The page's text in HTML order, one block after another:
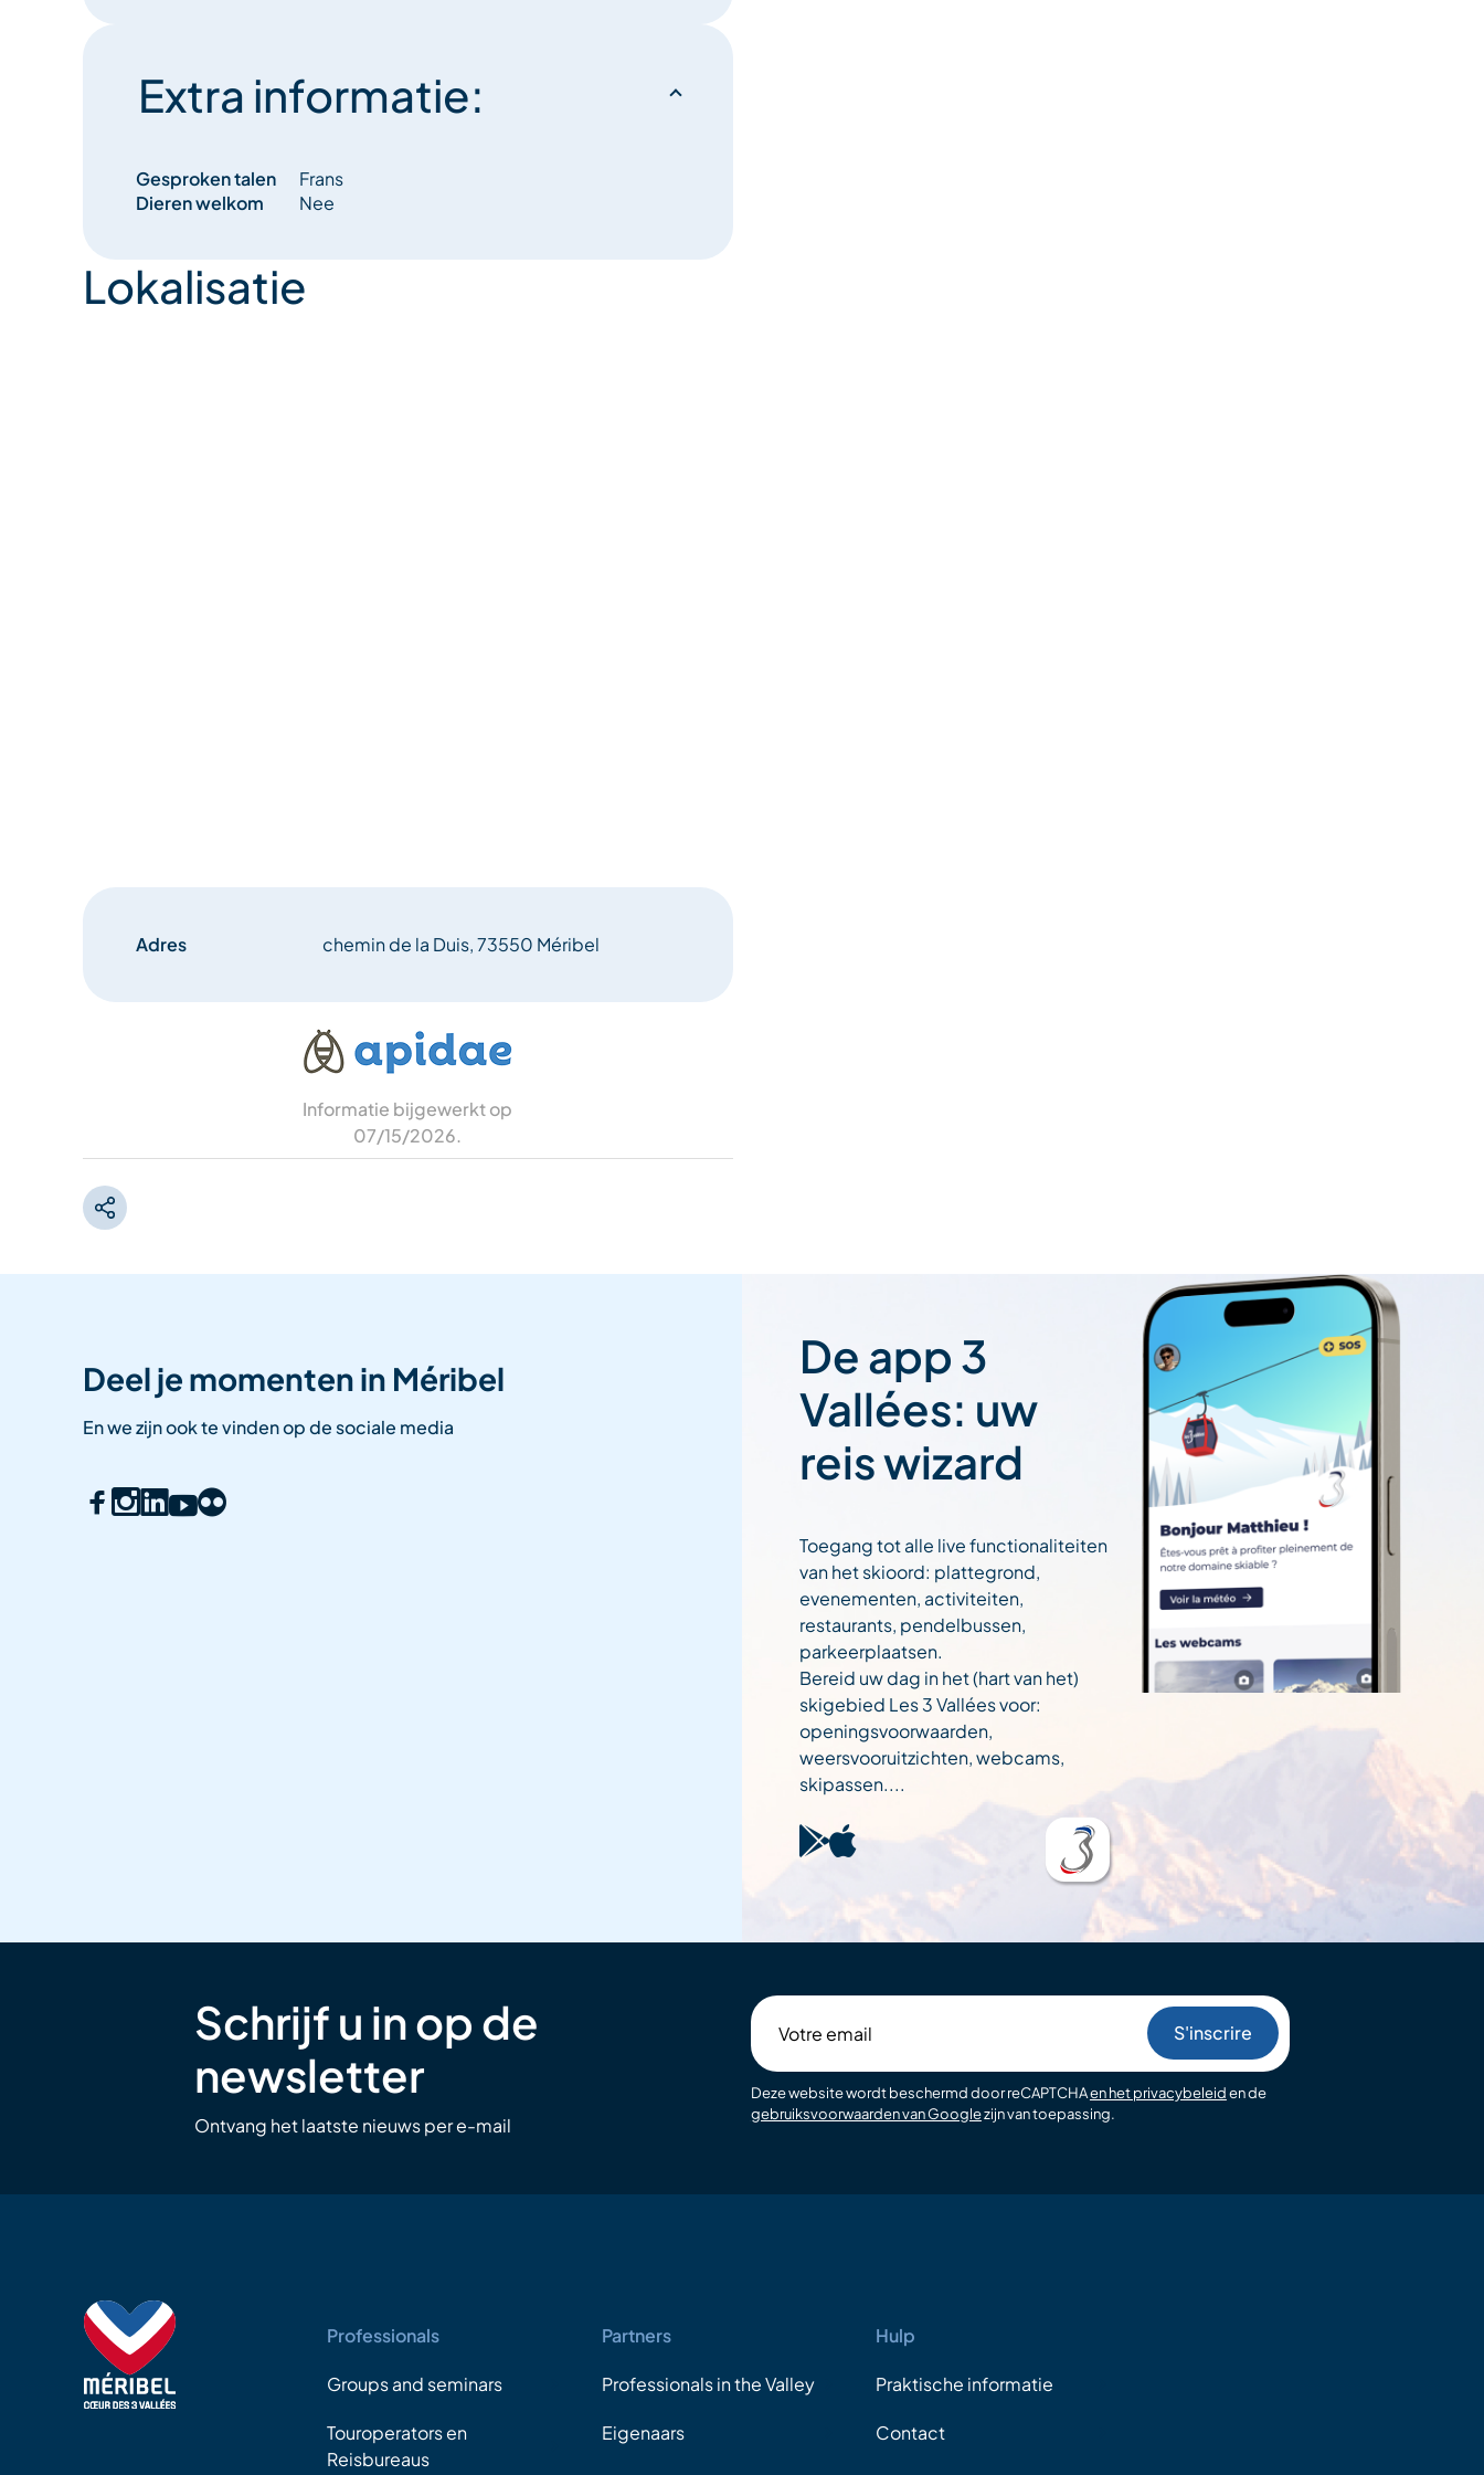
Extra informatie:
Gesproken talen
Frans
Dieren welkom
Nee
Lokalisatie
Adres chemin de la Duis, 73550 Méribel
Informatie bijgewerkt op
07/15/2026.
Deel je momenten in Méribel
En we zijn ook te vinden op de sociale media
De app 3
Vallées: uw
reis wizard
Toegang tot alle live functionaliteiten
van het skioord: plattegrond,
evenementen, activiteiten,
restaurants, pendelbussen,
parkeerplaatsen.
Bereid uw dag in het (hart van het)
skigebied Les 3 Vallées voor:
openingsvoorwaarden,
weersvooruitzichten, webcams,
skipassen....
Schrijf u in op de
newsletter
Ontvang het laatste nieuws per e-mail
email
Deze website wordt beschermd door reCAPTCHAen het privacybeleiden de
gebruiksvoorwaarden van Googlezijn van toepassing.
Professionals
Groups and seminars
Touroperators en
Reisbureaus
Partners
Professionals in the Valley
Eigenaars
Hulp
Praktische informatie
Contact